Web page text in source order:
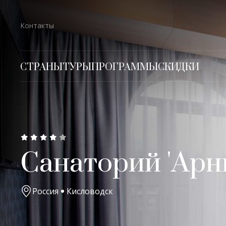
Контакты
СТРАНЫТУРЫПРОГРАММЫСКИДКИ
Санаторий
Россия Кисловодск